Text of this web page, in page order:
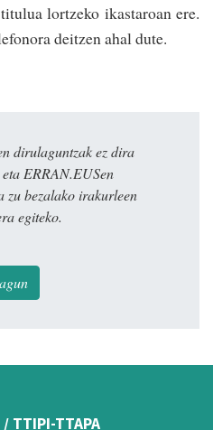
lortzeko ikastaroan ere.
deitzen ahal dute.
dirulaguntzak ez dira
ERRAN.EUSen
zu bezalako irakurleen
egiteko.
/ TTIPI-TTAPA